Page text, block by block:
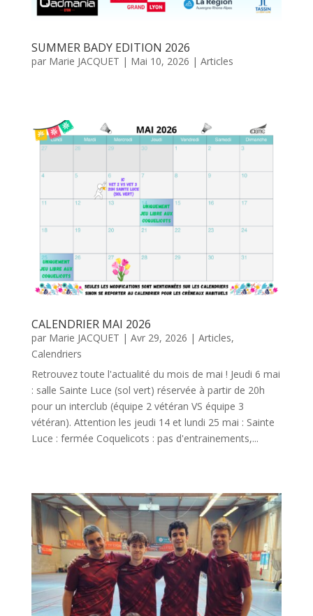
SUMMER BADY EDITION 2026
par Marie JACQUET | Mai 10, 2026 | Articles
CALENDRIER MAI 2026
par Marie JACQUET | Avr 29, 2026 | Articles,
Calendriers
Retrouvez toute l'actualité du mois de mai ! Jeudi 6 mai
: salle Sainte Luce (sol vert) réservée à partir de 20h
pour un interclub (équipe 2 vétéran VS équipe 3
vétéran). Attention les jeudi 14 et lundi 25 mai : Sainte
Luce : fermée Coquelicots : pas d'entrainements,...